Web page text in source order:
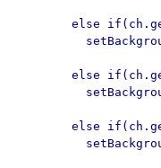
else
else
else